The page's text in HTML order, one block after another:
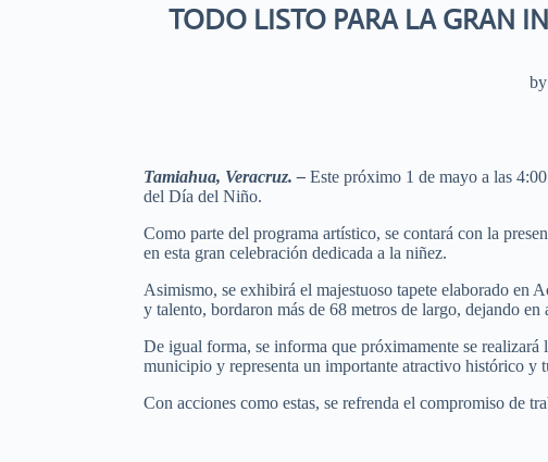
TODO LISTO PARA LA GRAN
by
Tamiahua, Veracruz. – Este próximo 1 de mayo a las
del Día del Niño.
Como parte del programa artístico, se contará con la
en esta gran celebración dedicada a la niñez.
Asimismo, se exhibirá el majestuoso tapete elaborado en
y talento, bordaron más de 68 metros de largo, dejando
De igual forma, se informa que próximamente se
municipio y representa un importante atractivo histórico y
Con acciones como estas, se refrenda el compromiso de